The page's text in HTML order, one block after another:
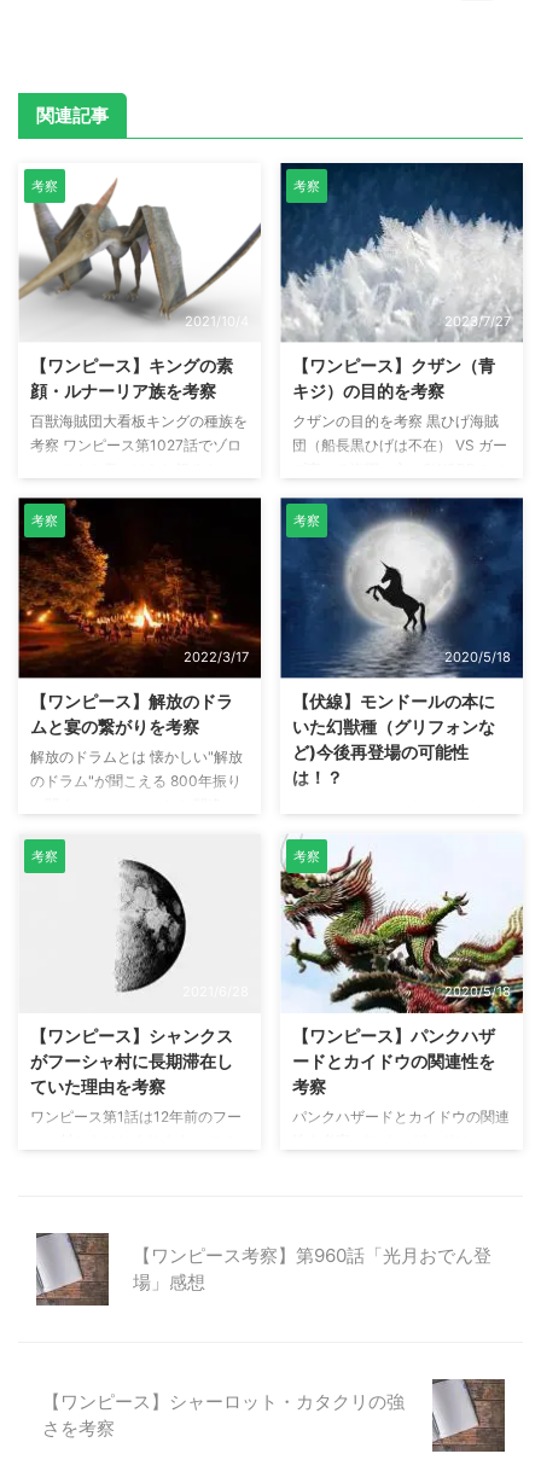
関連記事
考察
2021/10/4
【ワンピース】キングの素
顔・ルナーリア族を考察
百獣海賊団大看板キングの種族を
考察 ワンピース第1027話でゾロ
顔を見たことがない」と話してお
り、キングは素顔を隠しているよ
うです。 本記事では、百獣海賊
団大看板キングの素顔・種族につ
いて考察しています。 キングの
種族は絶滅したルナーリア族 白
ひげの話では、現在 聖地マリー
の上）には「神の国」が存在して
いたとのこと。 そして「神の
国」には絶滅したキングの種族が
住んでいたことが、マルコとキン
考察
2023/7/27
【ワンピース】クザン（青
キジ）の目的を考察
クザンの目的を考察 黒ひげ海賊
団（船長黒ひげは不在） VS ガー
には成功するものの、ガープがク
ザンに氷漬けにされるという結果
で幕を閉じました。 海軍時代は
ガープを慕い、ガープの愛弟子だ
ったクザンですが、海賊島ハチノ
スでの戦いでは、手を抜くようす
はなく、最終的にはガープを氷漬
さん」といまだに呼んでいること
から、ガープを尊敬しているのは
変わっていないようにも感じま
す。 本記事では、尊敬するガー
考察
2022/3/17
【ワンピース】解放のドラ
ムと宴の繋がりを考察
解放のドラムとは 懐かしい"解放
のドラム"が聞こえる 800年振り
が・・・！！ 出典：ワンピース
第1043話 ワンピース第1043話
で、象主（ズニーシャ）が話
す"解放のドラム"。「ドンドット
ット」という音がなっています。
この「ドンドットット」という
音、どこかで聞いたことがある音
スでは、ほとんどのエピソード
で"宴"をしています。ルフィ
が"宴"を好きなので、ただやって
いるだけかと思っていましたが、
考察
2020/5/18
【伏線】モンドールの本に
いた幻獣種（グリフォンな
ど)今後再登場の可能性
は！？
ホールケーキアイランド編でビッ
グマムの子供である「モンドー
ル」の能力により本の中に閉じ込
められていた様々な生物。 第851
話でルフィとナミを助けるために
ジンベエがこの本を燃やします。
燃やされた本からはルフィとナミ
を含む沢山の生物が出てきまし
た。本を燃やした後にすぐビッグ
マム側の警備が現れたので、ほと
んどの生物は再度捕まっている可
能性が高そうですが、一部の実力
者は逃げ出した可能性が高いと予
考察
【ワンピース】シャンクス
がフーシャ村に長期滞在し
ていた理由を考察
ワンピース第1話は12年前のフー
トブルー)”にあるフーシャ村を拠
点として長期滞在していました。
この村を拠点に旅をして もう1年
以上たつからな 出典：ワンピー
て来た時ァ・・・誰もが驚いたも
んだ」（ワンピース 45巻）と話
考察
2020/5/18
【ワンピース】パンクハザ
ードとカイドウの関連性を
考察
パンクハザードとカイドウの関連
と実験が 繰り返されていた場所
第664話 本記事では、パンクハザ
ードとカイドウの関連性について
考察しています。 パンクハザー
ド入口のマークはカイドウを表し
【ワンピース考察】第960話「光月おでん登
場」感想
【ワンピース】シャーロット・カタクリの強
さを考察